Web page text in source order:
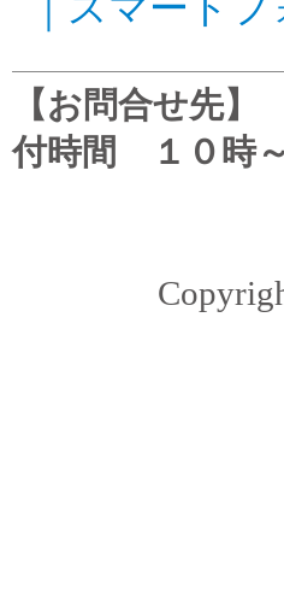
【お問合せ先
付時間 １０時